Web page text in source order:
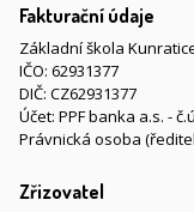
Fakturační údaje
Základní škola
IČO: 62931377
DIČ: CZ62931377
Účet: PPF banka a.s. -
Právnická osoba
Zřizovatel